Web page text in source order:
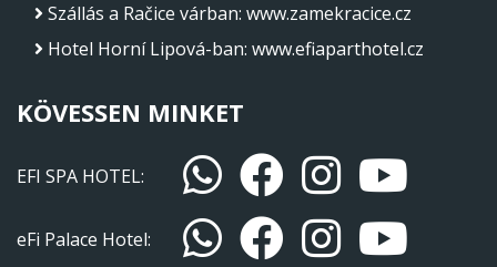
Szállás a Račice várban: www.zamekracice.cz
Hotel Horní Lipová-ban: www.efiaparthotel.cz
KÖVESSEN MINKET
EFI SPA HOTEL:
eFi Palace Hotel: